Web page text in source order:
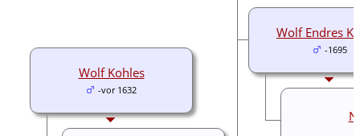
Wolf Endres
-1695
Wolf Kohles
-vor 1632